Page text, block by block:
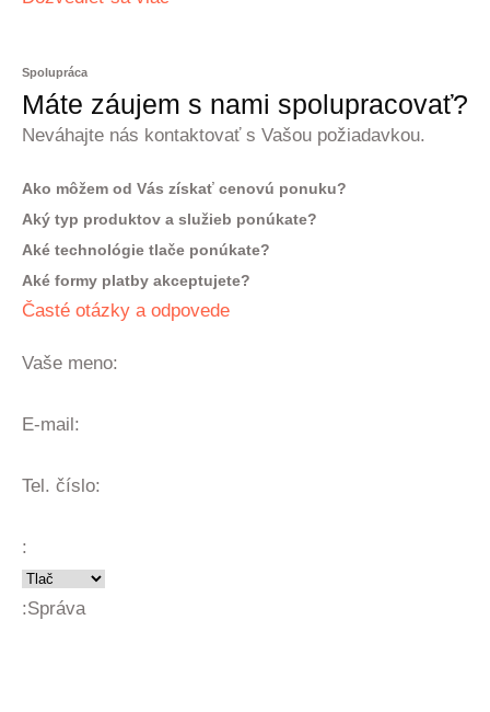
Spolupráca
Máte záujem s nami spolupracovať?
Neváhajte nás kontaktovať s Vašou požiadavkou.
Ako môžem od Vás získať cenovú ponuku?
Aký typ produktov a služieb ponúkate?
Aké technológie tlače ponúkate?
Aké formy platby akceptujete?
Časté otázky a odpovede
Vaše meno:
E-mail:
Tel. číslo:
:
:Správa